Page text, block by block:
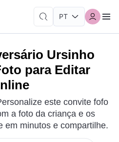
Ursinho
para Editar
este convite fofo
a foto da criança e os
em minutos e compartilhe.